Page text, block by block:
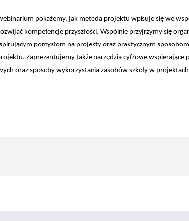
pokażemy, jak metoda projektu wpisuje się we
kompetencje przyszłości. Wspólnie przyjrzymy się
pomysłom na projekty oraz praktycznym
Zaprezentujemy także narzędzia cyfrowe wspierające
oraz sposoby wykorzystania zasobów szkoły w